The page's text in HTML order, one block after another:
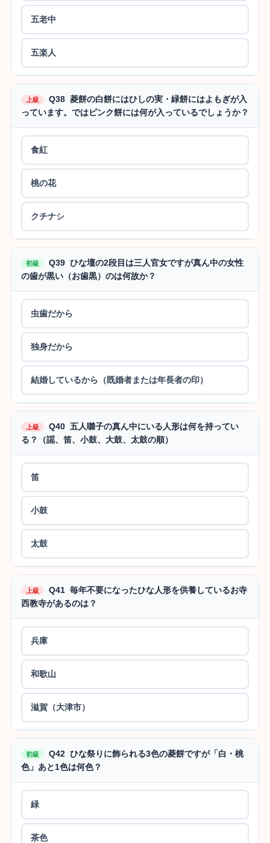
五老中
五楽人
上級
Q38 菱餅の白餅にはひしの実・緑餅にはよもぎが入
っています。ではピンク餅には何が入っているでしょうか？
食紅
桃の花
クチナシ
初級
Q39 ひな壇の2段目は三人官女ですが真ん中の女性
の歯が黒い（お歯黒）のは何故か？
虫歯だから
独身だから
結婚しているから（既婚者または年長者の印）
上級
Q40 五人囃子の真ん中にいる人形は何を持ってい
る？（謡、笛、小鼓、大鼓、太鼓の順）
笛
小鼓
太鼓
上級
Q41 毎年不要になったひな人形を供養しているお寺
西教寺があるのは？
兵庫
和歌山
滋賀（大津市）
初級
Q42 ひな祭りに飾られる3色の菱餅ですが「白・桃
色」あと1色は何色？
緑
茶色